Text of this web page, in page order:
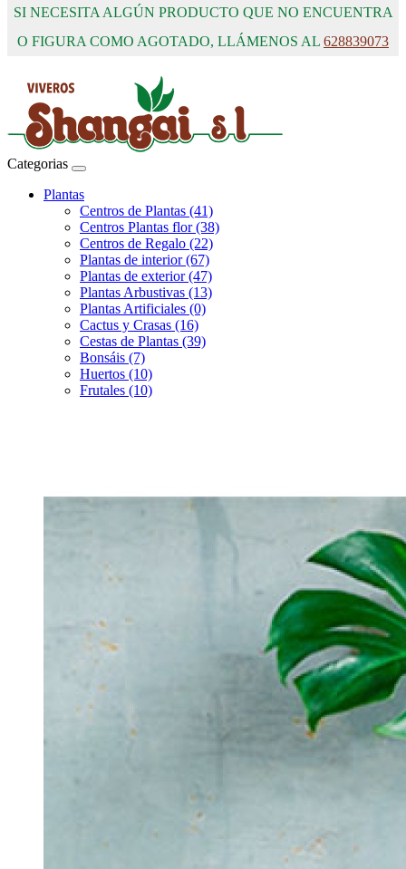
SI NECESITA ALGÚN PRODUCTO QUE NO ENCUENTRA
O FIGURA COMO AGOTADO, LLÁMENOS AL 628839073
Categorias
Plantas
Centros de Plantas (41)
Centros Plantas flor (38)
Centros de Regalo (22)
Plantas de interior (67)
Plantas de exterior (47)
Plantas Arbustivas (13)
Plantas Artificiales (0)
Cactus y Crasas (16)
Cestas de Plantas (39)
Bonsáis (7)
Huertos (10)
Frutales (10)